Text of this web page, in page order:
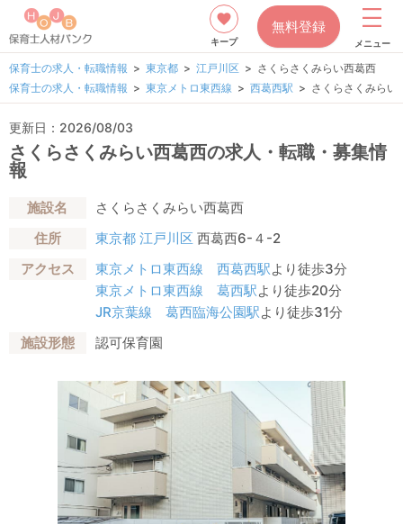
キープ
無料登録
メニュー
保育士の求人・転職情報 東京都 江戸川区
さくらさくみらい西葛西
保育士の求人・転職情報
東京メトロ東西線 西葛西駅 さくらさくみらい
更新日：2026/08/03
さくらさくみらい西葛西の求人・転職・募集情
報
施設名
さくらさくみらい西葛西
住所
東京都 江戸川区 西葛西6-４-2
アクセス
東京メトロ東西線 西葛西駅より徒歩3分
東京メトロ東西線
葛西駅より徒歩20分
JR京葉線
葛西臨海公園駅より徒歩31分
施設形態
認可保育園